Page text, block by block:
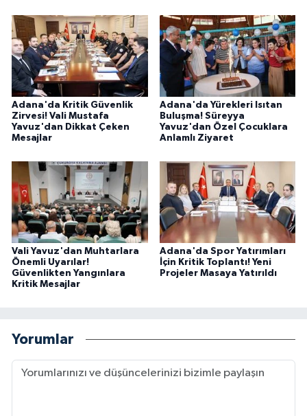
Adana'da Kritik Güvenlik
Zirvesi! Vali Mustafa
Yavuz'dan Dikkat Çeken
Mesajlar
Adana'da Yürekleri Isıtan
Buluşma! Süreyya
Yavuz'dan Özel Çocuklara
Anlamlı Ziyaret
Vali Yavuz'dan Muhtarlara
Önemli Uyarılar!
Güvenlikten Yangınlara
Kritik Mesajlar
Adana'da Spor Yatırımları
İçin Kritik Toplantı! Yeni
Projeler Masaya Yatırıldı
Yorumlar